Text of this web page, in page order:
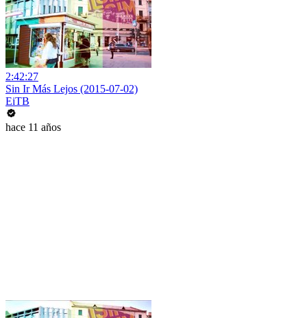
2:42:27
Sin Ir Más Lejos (2015-07-02)
EiTB
hace 11 años